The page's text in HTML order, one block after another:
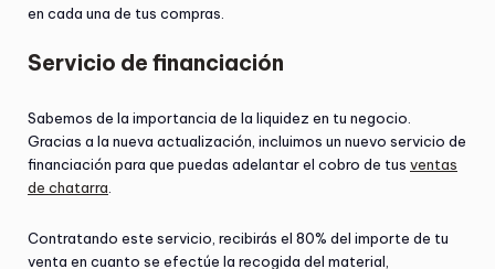
en cada una de tus compras.
Servicio de financiación
Sabemos de la importancia de la liquidez en tu negocio.
Gracias a la nueva actualización, incluimos un nuevo servicio de
financiación para que puedas adelantar el cobro de tus ventas
de chatarra
Contratando este servicio, recibirás el 80% del importe de tu
venta en cuanto se efectúe la recogida del material,